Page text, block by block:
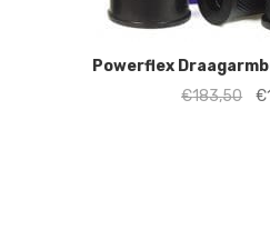
Powerflex
€183,50 €